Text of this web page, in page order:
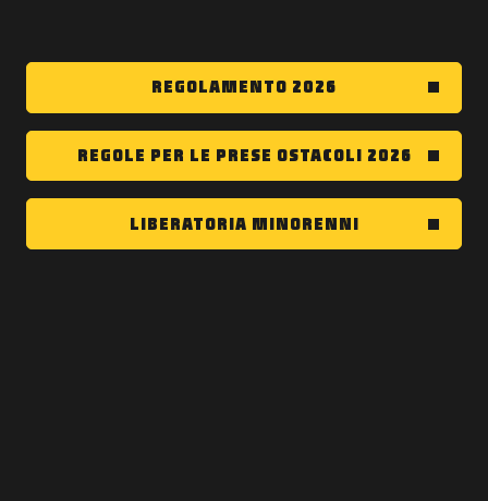
REGOLAMENTO 2026
REGOLE PER LE PRESE OSTACOLI 2026
LIBERATORIA MINORENNI